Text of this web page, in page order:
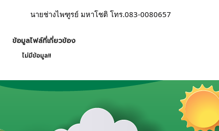
	นายช่างไพฑูรย์ มหาโชติ โทร.083-0080657
ข้อมูลไฟล์ที่เกี่ยวข้อง
ไม่มีข้อมูล!!